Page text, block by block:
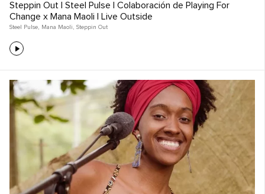
Steppin Out | Steel Pulse | Colaboración de Playing For
Change x Mana Maoli | Live Outside
Steel Pulse, Mana Maoli , Steppin Out